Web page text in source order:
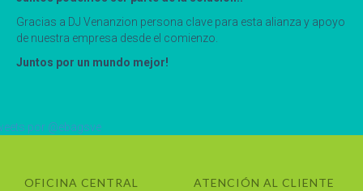
Gracias a DJ Venanzion persona clave para esta alianza y apoyo
de nuestra empresa desde el comienzo.
Juntos por un mundo mejor!
por @ebagsve
OFICINA CENTRAL
ATENCIÓN AL CLIENTE